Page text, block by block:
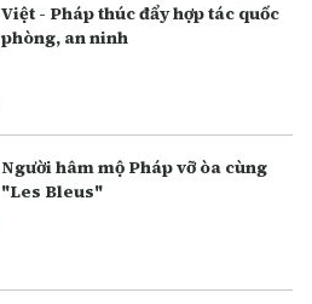
Việt - Pháp thúc đẩy hợp tác quốc
phòng, an ninh
Người hâm mộ Pháp vỡ òa cùng
"Les Bleus"